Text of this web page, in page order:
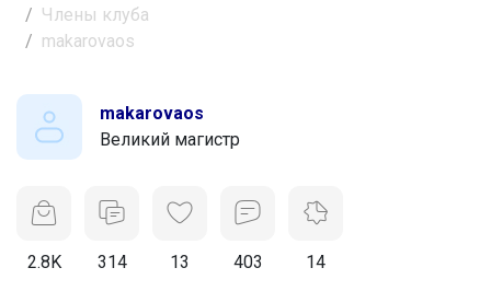
Члены клуба
makarovaos
makarovaos
Великий магистр
2.8K 314 13 403 14